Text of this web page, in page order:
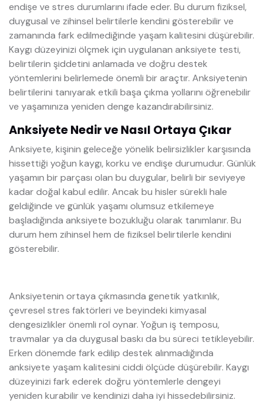
endişe ve stres durumlarını ifade eder. Bu durum fiziksel,
duygusal ve zihinsel belirtilerle kendini gösterebilir ve
zamanında fark edilmediğinde yaşam kalitesini düşürebilir.
Kaygı düzeyinizi ölçmek için uygulanan anksiyete testi,
belirtilerin şiddetini anlamada ve doğru destek
yöntemlerini belirlemede önemli bir araçtır. Anksiyetenin
belirtilerini tanıyarak etkili başa çıkma yollarını öğrenebilir
ve yaşamınıza yeniden denge kazandırabilirsiniz.
Anksiyete Nedir ve Nasıl Ortaya Çıkar
Anksiyete, kişinin geleceğe yönelik belirsizlikler karşısında
hissettiği yoğun kaygı, korku ve endişe durumudur. Günlük
yaşamın bir parçası olan bu duygular, belirli bir seviyeye
kadar doğal kabul edilir. Ancak bu hisler sürekli hale
geldiğinde ve günlük yaşamı olumsuz etkilemeye
başladığında anksiyete bozukluğu olarak tanımlanır. Bu
durum hem zihinsel hem de fiziksel belirtilerle kendini
gösterebilir.
Anksiyetenin ortaya çıkmasında genetik yatkınlık,
çevresel stres faktörleri ve beyindeki kimyasal
dengesizlikler önemli rol oynar. Yoğun iş temposu,
travmalar ya da duygusal baskı da bu süreci tetikleyebilir.
Erken dönemde fark edilip destek alınmadığında
anksiyete yaşam kalitesini ciddi ölçüde düşürebilir. Kaygı
düzeyinizi fark ederek doğru yöntemlerle dengeyi
yeniden kurabilir ve kendinizi daha iyi hissedebilirsiniz.